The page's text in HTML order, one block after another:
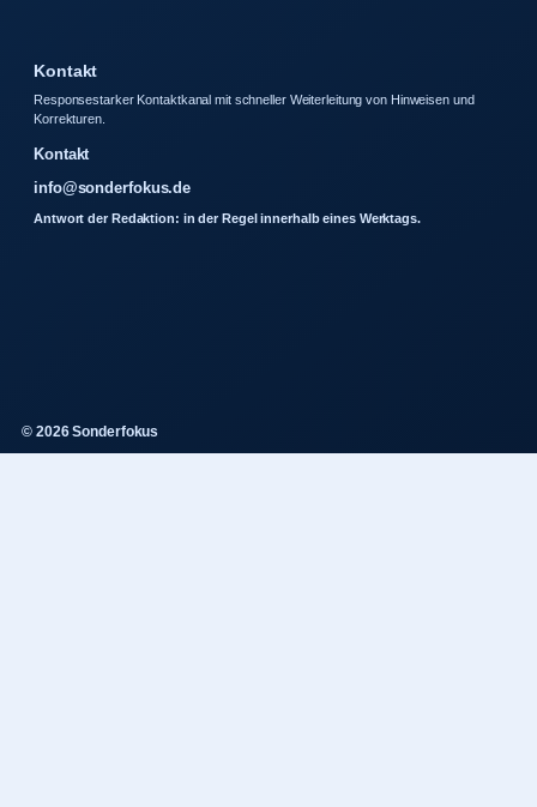
Kontakt
Responsestarker Kontaktkanal mit schneller Weiterleitung von Hinweisen und
Korrekturen.
Kontakt
info@sonderfokus.de
Antwort der Redaktion: in der Regel innerhalb eines Werktags.
© 2026 Sonderfokus